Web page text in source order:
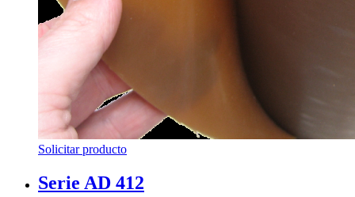
Solicitar producto
Serie AD 412